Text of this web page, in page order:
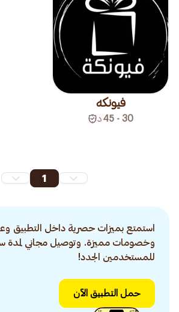
فيونكه
30 - 45 د
1
استمتع بميزات حصرية داخل التطبيق
وخصومات مميزة. وتوصيل مجاني لمدة
للمستخدمين الجدد!
حمل التطبيق الآن